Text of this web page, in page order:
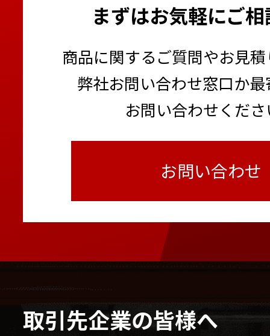
まずはお気軽にご
商品に関するご質問やお見
弊社お問い合わせ窓口か
お問い合わせくだ
お問い合わせ
取引先企業の皆様へ